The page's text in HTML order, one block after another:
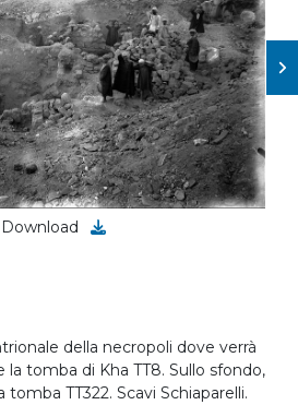
Download
della necropoli dove verrà
la tomba di Kha TT8. Sullo sfondo,
tomba TT322. Scavi Schiaparelli.